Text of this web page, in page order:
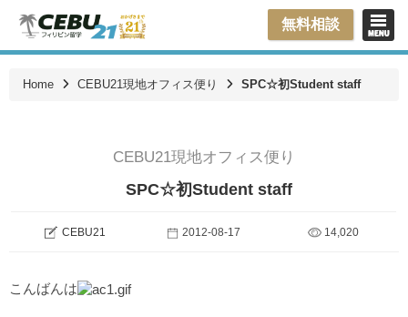
無料相談
Home CEBU21現地オフィス便り SPC☆初Student staff
CEBU21現地オフィス便り
SPC☆初Student staff
CEBU21 2012-08-17 14,020
こんばんは